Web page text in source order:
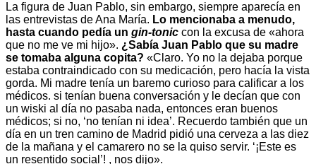
La figura de Juan Pablo, sin embargo, siempre aparecía en
las entrevistas de Ana María. Lo mencionaba a menudo,
hasta cuando pedía un gin-tonic con la excusa de «ahora
que no me ve mi hijo». ¿Sabía Juan Pablo que su madre
se tomaba alguna copita? «Claro. Yo no la dejaba porque
estaba contraindicado con su medicación, pero hacía la vista
gorda. Mi madre tenía un baremo curioso para calificar a los
médicos. si tenían buena conversación y le decían que con
un wiski al día no pasaba nada, entonces eran buenos
médicos; si no, ‘no tenían ni idea’. Recuerdo también que un
día en un tren camino de Madrid pidió una cerveza a las diez
de la mañana y el camarero no se la quiso servir. ‘¡Este es
un resentido social’! , nos dijo».